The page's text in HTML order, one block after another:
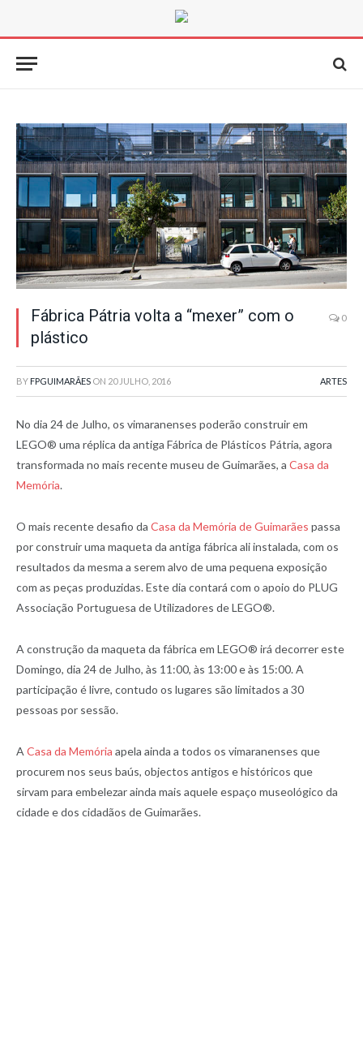
Fábrica Pátria volta a “mexer” com o
plástico
0
BY FPGUIMARÃES ON 20 JULHO, 2016 ARTES
No dia 24 de Julho, os vimaranenses poderão construir em
LEGO® uma réplica da antiga Fábrica de Plásticos Pátria, agora
transformada no mais recente museu de Guimarães, a Casa da
Memória.
O mais recente desafio da Casa da Memória de Guimarães passa
por construir uma maqueta da antiga fábrica ali instalada, com os
resultados da mesma a serem alvo de uma pequena exposição
com as peças produzidas. Este dia contará com o apoio do PLUG
Associação Portuguesa de Utilizadores de LEGO®.
A construção da maqueta da fábrica em LEGO® irá decorrer este
Domingo, dia 24 de Julho, às 11:00, às 13:00 e às 15:00. A
participação é livre, contudo os lugares são limitados a 30
pessoas por sessão.
A Casa da Memória apela ainda a todos os vimaranenses que
procurem nos seus baús, objectos antigos e históricos que
sirvam para embelezar ainda mais aquele espaço museológico da
cidade e dos cidadãos de Guimarães.